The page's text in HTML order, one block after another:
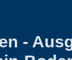
-